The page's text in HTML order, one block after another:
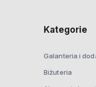
Kategorie
Galanteria i
Biżuteria